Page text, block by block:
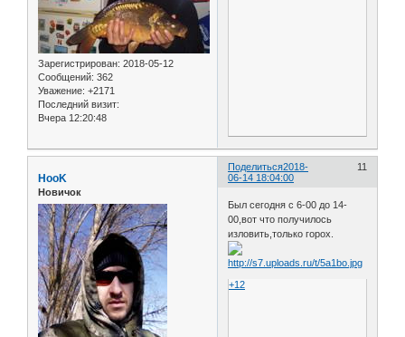
Зарегистрирован: 2018-05-12
Сообщений: 362
Уважение: +2171
Последний визит:
Вчера 12:20:48
Поделиться 11
2018-
06-14 18:04:00
HooK
Новичок
Был сегодня с 6-00 до 14-
00,вот что получилось
изловить,только горох.
+12